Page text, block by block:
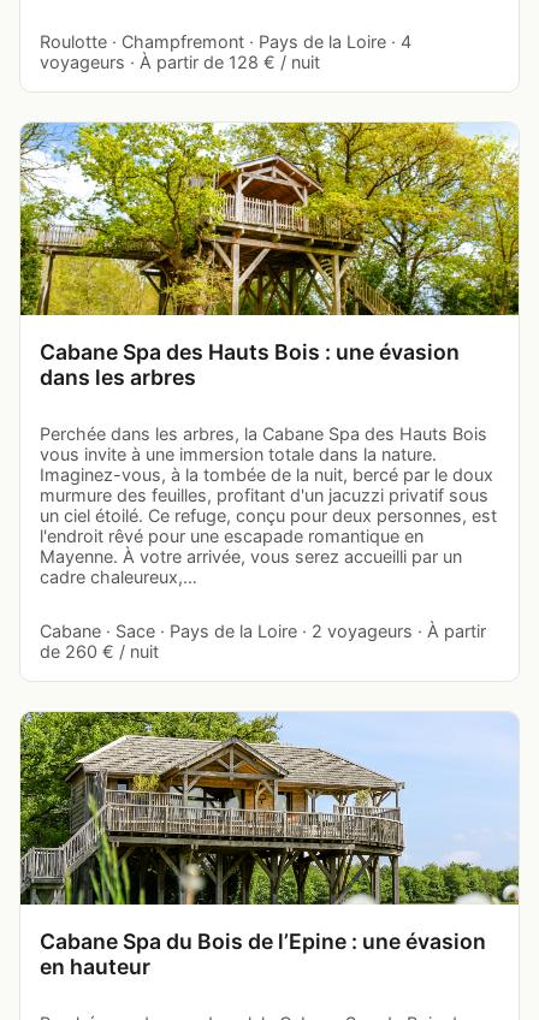
Roulotte · Champfremont · Pays de la Loire · 4
voyageurs · À partir de 128 € / nuit
Cabane Spa des Hauts Bois : une évasion
dans les arbres
Perchée dans les arbres, la Cabane Spa des Hauts Bois
vous invite à une immersion totale dans la nature.
Imaginez-vous, à la tombée de la nuit, bercé par le doux
murmure des feuilles, profitant d'un jacuzzi privatif sous
un ciel étoilé. Ce refuge, conçu pour deux personnes, est
l'endroit rêvé pour une escapade romantique en
Mayenne. À votre arrivée, vous serez accueilli par un
cadre chaleureux,…
Cabane · Sace · Pays de la Loire · 2 voyageurs · À partir
de 260 € / nuit
Cabane Spa du Bois de l’Epine : une évasion
en hauteur